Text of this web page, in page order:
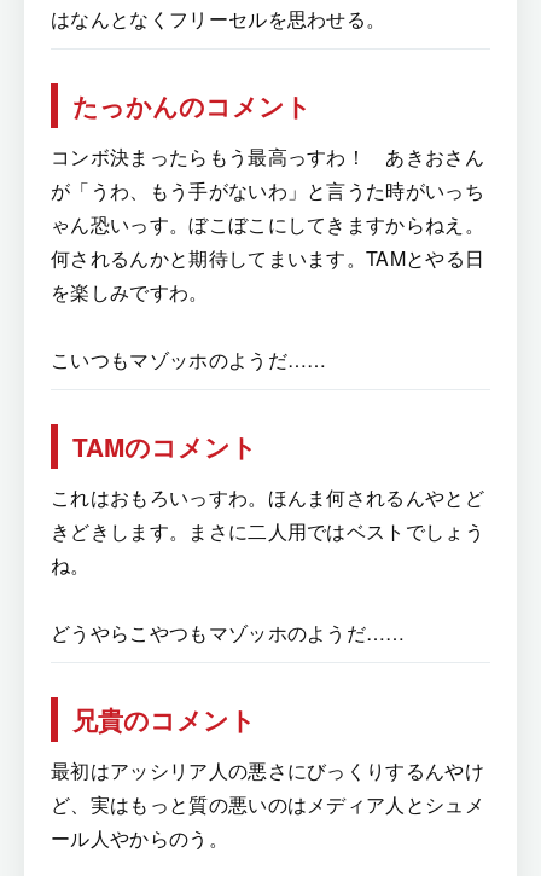
はなんとなくフリーセルを思わせる。
たっかんのコメント
コンボ決まったらもう最高っすわ！ あきおさん
が「うわ、もう手がないわ」と言うた時がいっち
ゃん恐いっす。ぼこぼこにしてきますからねえ。
何されるんかと期待してまいます。TAMとやる日
を楽しみですわ。
こいつもマゾッホのようだ……
TAMのコメント
これはおもろいっすわ。ほんま何されるんやとど
きどきします。まさに二人用ではベストでしょう
ね。
どうやらこやつもマゾッホのようだ……
兄貴のコメント
最初はアッシリア人の悪さにびっくりするんやけ
ど、実はもっと質の悪いのはメディア人とシュメ
ール人やからのう。